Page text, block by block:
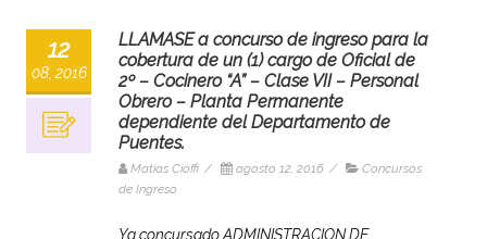
12
08, 2016
LLAMASE a concurso de ingreso para la
cobertura de un (1) cargo de Oficial de
2º – Cocinero “A” – Clase VII – Personal
Obrero – Planta Permanente
dependiente del Departamento de
Puentes.
Matias Cioffi / agosto 12, 2016 /
Concursos
de Ingreso
Ya concursado ADMINISTRACION DE